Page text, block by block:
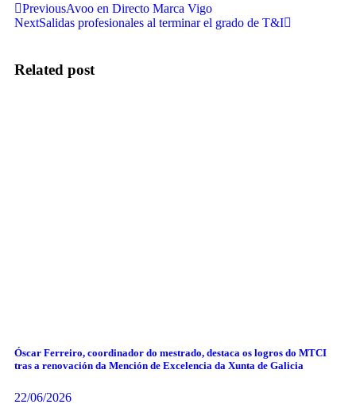
PreviousAvoo en Directo Marca Vigo
NextSalidas profesionales al terminar el grado de T&I
Related post
Óscar Ferreiro, coordinador do mestrado, destaca os logros do MTCI
tras a renovación da Mención de Excelencia da Xunta de Galicia
22/06/2026